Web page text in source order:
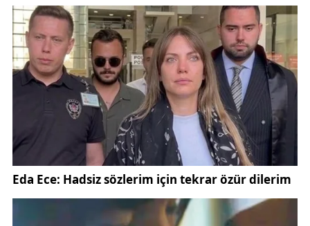
organizasyonlarına ağırlık verildi. Teknik ekip,
Sarıyer’in oyun yapısına karşı uygulanması planlanan
taktik varyasyonları futbolculara birebir aktardı.
Çalışmanın son bölümünde ise taktik oyun oynandı
ve maç senaryoları üzerinden prova yapıldı. Bu
süreçte oyuncuların yüksek konsantrasyonu, teknik
heyeti memnun etti.
Kulüp kaynaklarından edinilen bilgilere göre,
antrenmanda herhangi bir sakatlık yaşanmadı ve
tüm futbolcuların maç için hazır durumda olduğu